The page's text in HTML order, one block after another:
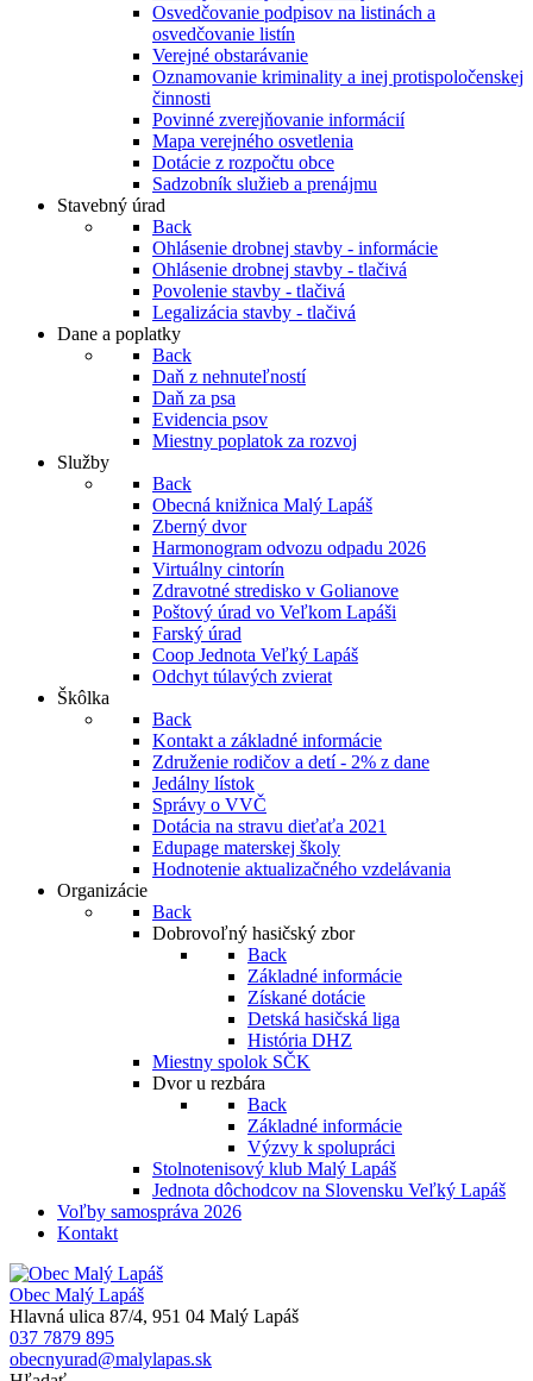
Osvedčovanie podpisov na listinách a
osvedčovanie listín
Verejné obstarávanie
Oznamovanie kriminality a inej protispoločenskej
činnosti
Povinné zverejňovanie informácií
Mapa verejného osvetlenia
Dotácie z rozpočtu obce
Sadzobník služieb a prenájmu
Stavebný úrad
Back
Ohlásenie drobnej stavby - informácie
Ohlásenie drobnej stavby - tlačivá
Povolenie stavby - tlačivá
Legalizácia stavby - tlačivá
Dane a poplatky
Back
Daň z nehnuteľností
Daň za psa
Evidencia psov
Miestny poplatok za rozvoj
Služby
Back
Obecná knižnica Malý Lapáš
Zberný dvor
Harmonogram odvozu odpadu 2026
Virtuálny cintorín
Zdravotné stredisko v Golianove
Poštový úrad vo Veľkom Lapáši
Farský úrad
Coop Jednota Veľký Lapáš
Odchyt túlavých zvierat
Škôlka
Back
Kontakt a základné informácie
Združenie rodičov a detí - 2% z dane
Jedálny lístok
Správy o VVČ
Dotácia na stravu dieťaťa 2021
Edupage materskej školy
Hodnotenie aktualizačného vzdelávania
Organizácie
Back
Dobrovoľný hasičský zbor
Back
Základné informácie
Získané dotácie
Detská hasičská liga
História DHZ
Miestny spolok SČK
Dvor u rezbára
Back
Základné informácie
Výzvy k spolupráci
Stolnotenisový klub Malý Lapáš
Jednota dôchodcov na Slovensku Veľký Lapáš
Voľby samospráva 2026
Kontakt
Obec Malý Lapáš
Hlavná ulica 87/4, 951 04 Malý Lapáš
037 7879 895
obecnyurad@malylapas.sk